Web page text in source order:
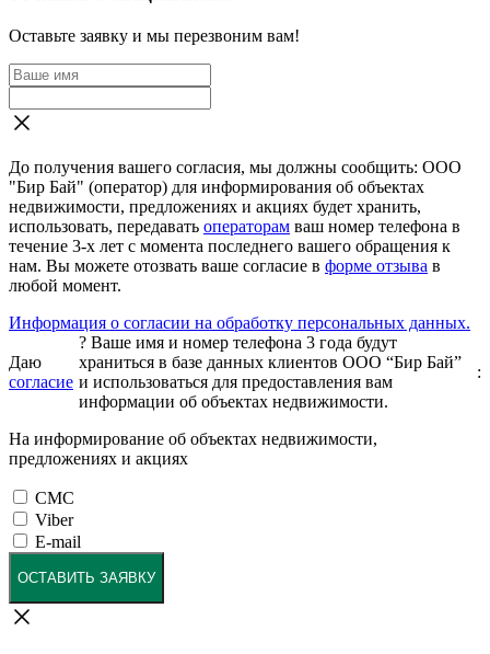
Оставьте заявку и мы перезвоним вам!
До получения вашего согласия, мы должны сообщить: ООО
"Бир Бай" (оператор) для информирования об объектах
недвижимости, предложениях и акциях будет хранить,
использовать, передавать операторам ваш номер телефона в
течение 3-х лет с момента последнего вашего обращения к
нам. Вы можете отозвать ваше согласие в форме отзыва в
любой момент.
Информация о согласии на обработку персональных данных.
Даю
согласие
? Ваше имя и номер телефона 3 года будут
храниться в базе данных клиентов ООО “Бир Бай”
и использоваться для предоставления вам
информации об объектах недвижимости.
:
На информирование об объектах недвижимости,
предложениях и акциях
СМС
Viber
E-mail
ОСТАВИТЬ ЗАЯВКУ